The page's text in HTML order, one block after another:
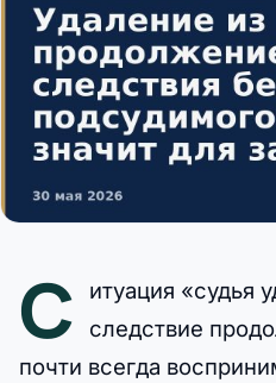
С
итуация «судья
следствие
почти всегда